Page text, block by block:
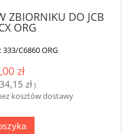
ZBIORNIKU DO JCB
ORG
333/C6860 ORG
zł
zł)
kosztów dostawy